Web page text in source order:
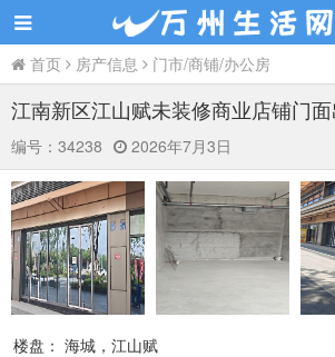
首页 房产信息 门市/商铺/办公房
江南新区江山赋未装修商业店铺门面
编号： 34238 2026年7月3日
楼盘： 海城，江山赋